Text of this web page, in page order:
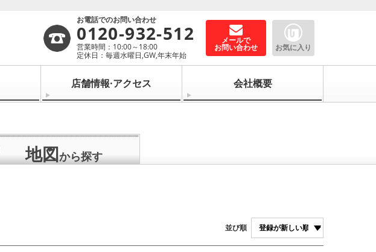
お電話でのお問い合わせ
0120-932-512
営業時間：10:00～18:00
定休日：毎週水曜日,GW,年末年始
メールで
お問い合わせ お気に入り
店舗情報·アクセス 会社概要
地図から探す
並び順